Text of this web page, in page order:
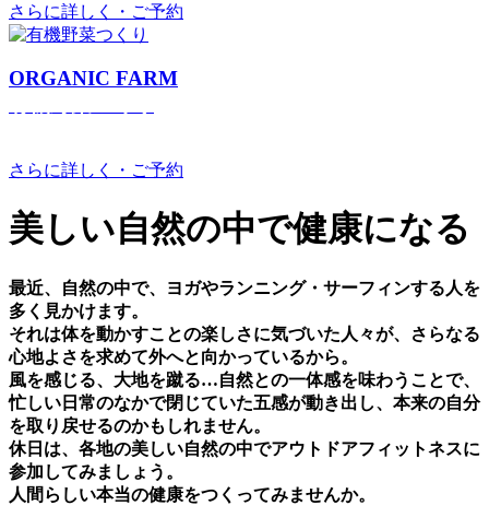
さらに詳しく・ご予約
ORGANIC FARM
さらに詳しく・ご予約
美しい⾃然の中で健康になる
最近、⾃然の中で、ヨガやランニング・サーフィンする⼈を
多く⾒かけます。
それは体を動かすことの楽しさに気づいた⼈々が、さらなる
⼼地よさを求めて外へと向かっているから。
⾵を感じる、⼤地を蹴る…⾃然との⼀体感を味わうことで、
忙しい⽇常のなかで閉じていた五感が動き出し、本来の⾃分
を取り戻せるのかもしれません。
休⽇は、各地の美しい⾃然の中でアウトドアフィットネスに
参加してみましょう。
⼈間らしい本当の健康をつくってみませんか。